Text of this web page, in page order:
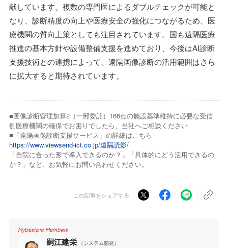
献しています。複数の専門医によるダブルチェックが可能と
なり、診断精度の向上や医療安全の強化につながるため、医
療機関の質向上策としても注目されています。国も遠隔医療
推進の基本方針や設備整備支援を進めており、今後はAI診断
支援技術との連携によって、遠隔画像診断の活用範囲はさら
に拡大すると期待されています。
■画像診断管理加算2（⼀部委託）166点の施設基準維持に必要な受信
側医療機関の確保でお困りでしたら、当社へご相談ください
■「遠隔画像診断支援サービス」の詳細はこちら
https://www.viewsend-ict.co.jp/遠隔読影/
「自院に合った形で導入できるのか？」「具体的にどう活用できるの
か？」など、お気軽にお問い合わせください。
この記事をシェアする
Mybestpro Members
嗣江建栄
（システム開発）